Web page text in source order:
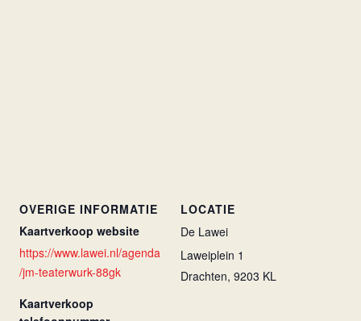
LOCATIE
De Lawei
Laweiplein 1
Drachten, 9203 KL
OVERIGE INFORMATIE
Kaartverkoop website
https://www.lawei.nl/agenda
/jm-teaterwurk-88gk
Kaartverkoop